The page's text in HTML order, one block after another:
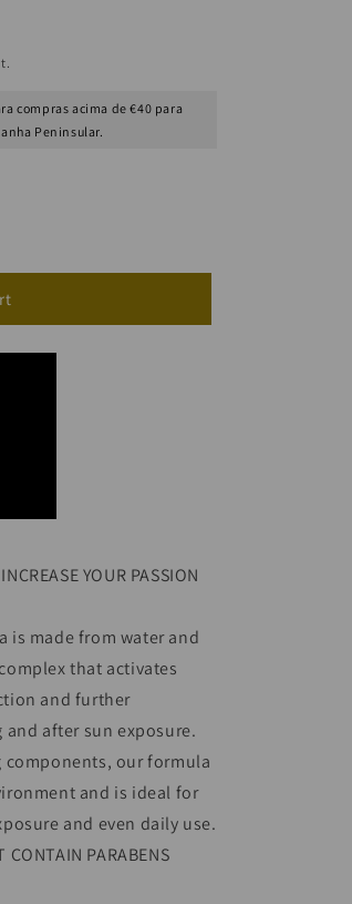
compras acima de €40 para
Peninsular.
YOUR PASSION
is made from water and
that activates
and further
after sun exposure.
our formula
and is ideal for
and even daily use.
CONTAIN PARABENS